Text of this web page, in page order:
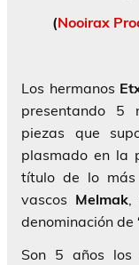
(Nooirax
Los hermanos
presentando 5
piezas que
plasmado en la
título de lo más
vascos Melmak,
denominación de
Son 5 años